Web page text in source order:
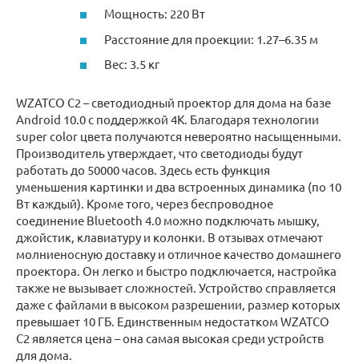
Мощность: 220 Вт
Расстояние для проекции: 1.27–6.35 м
Вес: 3.5 кг
WZATCO C2 – светодиодный проектор для дома на базе
Android 10.0 с поддержкой 4K. Благодаря технологии
super color цвета получаются невероятно насыщенными.
Производитель утверждает, что светодиоды будут
работать до 50000 часов. Здесь есть функция
уменьшения картинки и два встроенных динамика (по 10
Вт каждый). Кроме того, через беспроводное
соединение Bluetooth 4.0 можно подключать мышку,
джойстик, клавиатуру и колонки. В отзывах отмечают
молниеносную доставку и отличное качество домашнего
проектора. Он легко и быстро подключается, настройка
также не вызывает сложностей. Устройство справляется
даже с файлами в высоком разрешении, размер которых
превышает 10 ГБ. Единственным недостатком WZATCO
C2 является цена – она самая высокая среди устройств
для дома.